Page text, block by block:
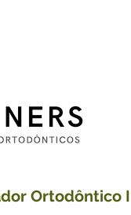
Ortodôntico